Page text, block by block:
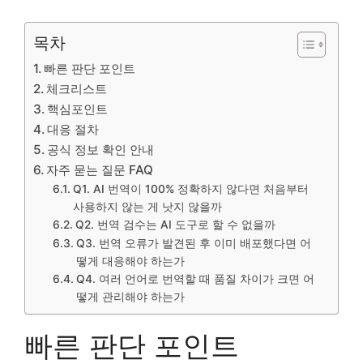
목차
빠른 판단 포인트
체크리스트
핵심포인트
대응 절차
공식 정보 확인 안내
자주 묻는 질문 FAQ
Q1. AI 번역이 100% 정확하지 않다면 처음부터
사용하지 않는 게 낫지 않을까
Q2. 번역 검수는 AI 도구로 할 수 없을까
Q3. 번역 오류가 발견된 후 이미 배포했다면 어
떻게 대응해야 하는가
Q4. 여러 언어로 번역할 때 품질 차이가 크면 어
떻게 관리해야 하는가
빠른 판단 포인트